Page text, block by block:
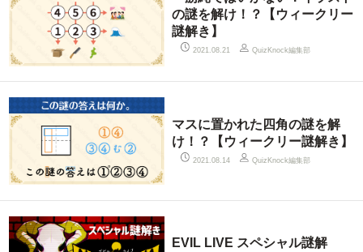
の謎を解け！？【ウィークリー
謎解き】
2021.08.21 QuizKnock編集部
マスに置かれた四角の謎を解
け！？【ウィークリー謎解き】
2021.08.14 QuizKnock編集部
EVIL LIVE スペシャル謎解